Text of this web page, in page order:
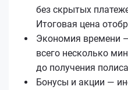
без скрытых
Итоговая цена
Экономия времени
всего несколько
до получения
Бонусы и акции —